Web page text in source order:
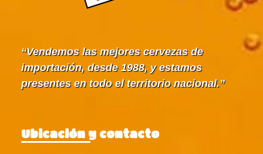
Vendemos las mejores cervezas de
importación, desde 1988, y estamos
presentes en todo el territorio nacional.
Ubicación y contacto